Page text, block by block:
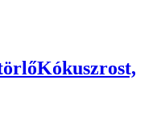
Kókuszrost,